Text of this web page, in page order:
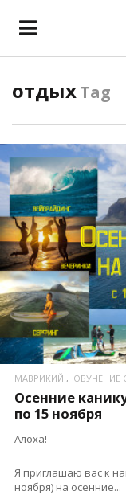
отдыхTag
МАВРИКИЙ ОБУЧЕНИЕ
Осенние
по 15 ноября
Алоха!
Я приглашаю вас к
ноября) на осенние...